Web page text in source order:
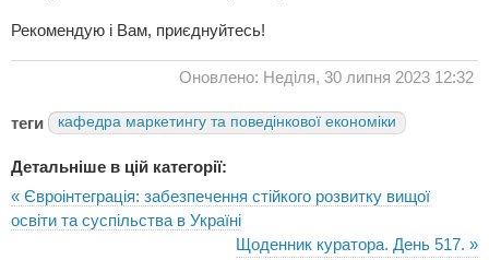
Рекомендую і Вам, приєднуйтесь!
Оновлено: Неділя, 30 липня 2023 12:32
теги кафедра маркетингу та поведінкової економіки
Детальніше в цій категорії:
« Євроінтеграція: забезпечення стійкого розвитку вищої
освіти та суспільства в Україні
Щоденник куратора. День 517. »